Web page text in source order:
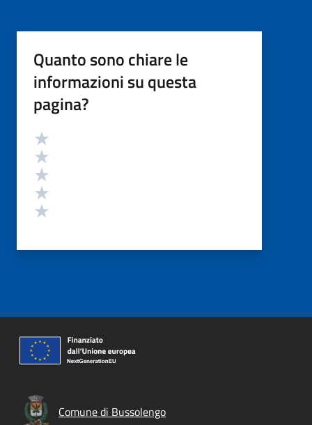
Quanto sono chiare le
informazioni su questa
pagina?
Valutazione
Comune di Bussolengo